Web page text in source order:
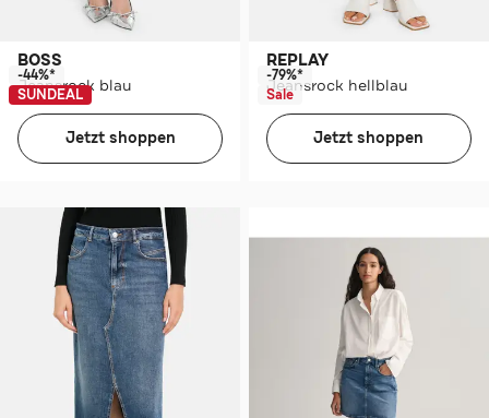
BOSS
Jeansrock blau
-44%*
SUNDEAL
Jetzt shoppen
REPLAY
Jeansrock hellblau
-79%*
Sale
Jetzt shoppen